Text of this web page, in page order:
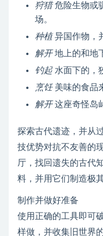
狩猎危险生物或
场。
种植异国作物，
解开地上的和地
钓起 水面下的，
烹饪美味的食品
解开这座奇怪岛
探索古代遗迹，并从
技优势对抗不友善的
厅，找回遗失的古代
料，并用它们制造极
制作并做好准备
使用正确的工具即可
样做，并收集旧世界